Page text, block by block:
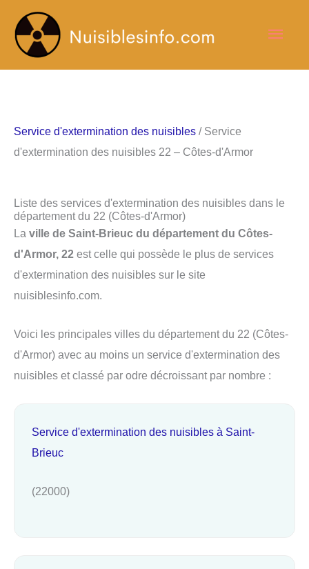
contenu
Service d'extermination des nuisibles / Service
d'extermination des nuisibles 22 – Côtes-d'Armor
Liste des services d'extermination des nuisibles dans le
département du 22 (Côtes-d'Armor)
La ville de Saint-Brieuc du département du Côtes-
d'Armor, 22 est celle qui possède le plus de services
d'extermination des nuisibles sur le site
nuisiblesinfo.com.
Voici les principales villes du département du 22 (Côtes-
d'Armor) avec au moins un service d'extermination des
nuisibles et classé par odre décroissant par nombre :
Service d'extermination des nuisibles à Saint-
Brieuc
(22000)